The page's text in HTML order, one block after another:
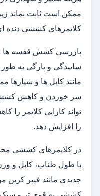
ممکن است ثابت بماند
کلایمرهای کششی دنده
بازرسی کشش قفسه ها و
ساییدگی و پارگی به
مانند کابل ها و
سر خوردن و کاهش کشش
تواند کارایی کلایمر را
را افزایش دهد.
در کلایمرهای کششی
با طول طناب، کابل و
جدیدی مانند فیبر کربن